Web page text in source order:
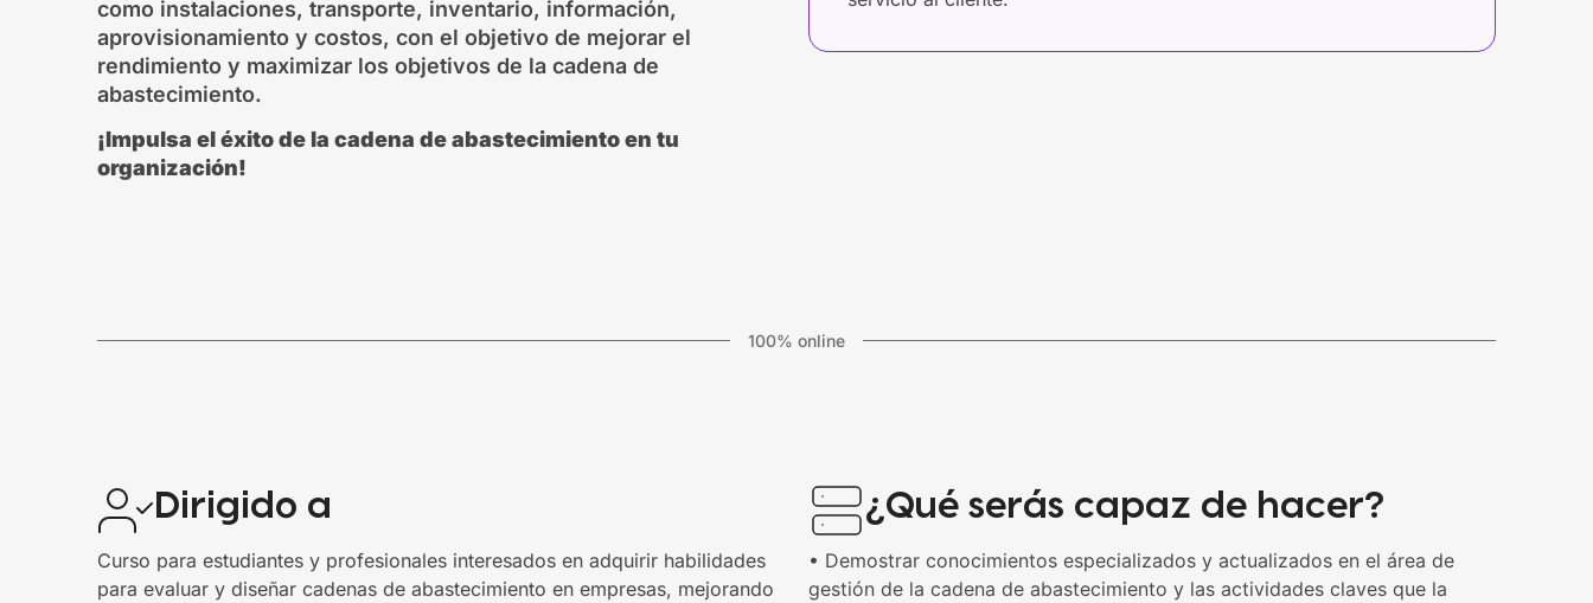
como instalaciones, transporte, inventario, información,
aprovisionamiento y costos, con el objetivo de mejorar el
rendimiento y maximizar los objetivos de la cadena de
abastecimiento.
¡Impulsa el éxito de la cadena de abastecimiento en tu
organización!
100% online
Dirigido a
Curso para estudiantes y profesionales interesados en adquirir habilidades
para evaluar y diseñar cadenas de abastecimiento en empresas, mejorando
¿Qué serás capaz de hacer?
• Demostrar conocimientos especializados y actualizados en el área de
gestión de la cadena de abastecimiento y las actividades claves que la